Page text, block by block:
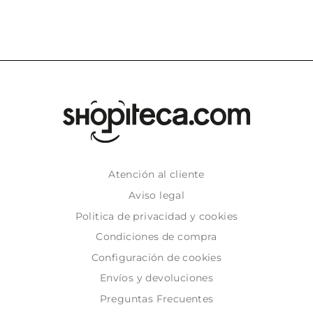
Atención al cliente
Aviso legal
Politica de privacidad y cookies
Condiciones de compra
Configuración de cookies
Envíos y devoluciones
Preguntas Frecuentes